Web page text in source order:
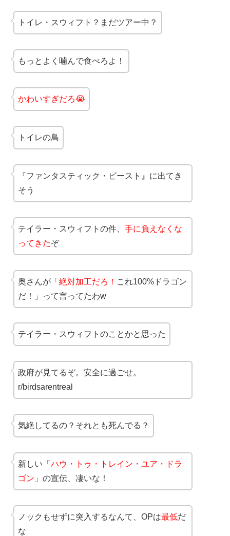
トイレ・スウィフト？まだツアー中？
もっとよく噛んで食べろよ！
かわいすぎだろ😭
トイレの鳥
『ファンタスティック・ビースト』に出てき
そう
テイラー・スウィフトの件、 手に負えなくな
ってきたぞ
奥さんが「 絶対加工だろ！ これ100%ドラゴン
だ！」って言ってたわw
テイラー・スウィフトのことかと思った
政府が見てるぞ。安全に過ごせ。
r/birdsarentreal
気絶してるの？それとも死んでる？
新しい「 ハウ・トゥ・トレイン・ユア・ドラ
ゴン 」の宣伝、凄いな！
ノックもせずに突入するなんて、OPは最低だ
な